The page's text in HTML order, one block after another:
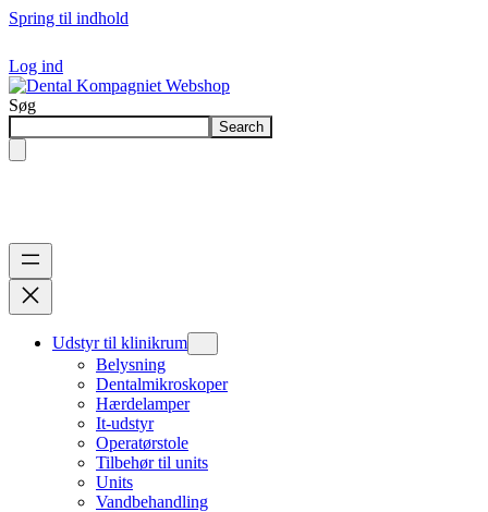
Spring til indhold
Log ind
Søg
Search
Udstyr til klinikrum
Belysning
Dentalmikroskoper
Hærdelamper
It-udstyr
Operatørstole
Tilbehør til units
Units
Vandbehandling